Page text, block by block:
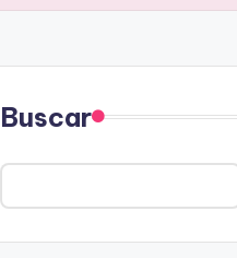
Buscar